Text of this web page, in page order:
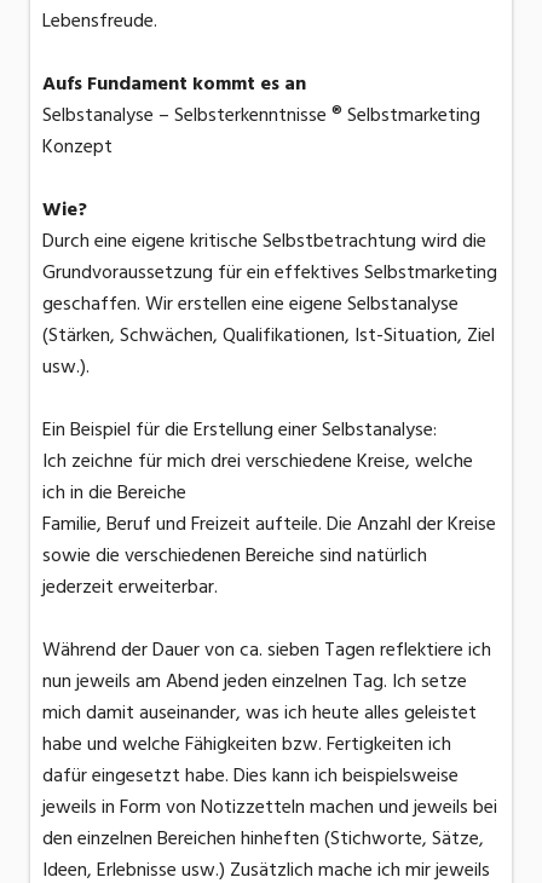
Lebensfreude.
Aufs Fundament kommt es an
Selbstanalyse – Selbsterkenntnisse ® Selbstmarketing
Konzept
Wie?
Durch eine eigene kritische Selbstbetrachtung wird die
Grundvoraussetzung für ein effektives Selbstmarketing
geschaffen. Wir erstellen eine eigene Selbstanalyse
(Stärken, Schwächen, Qualifikationen, Ist-Situation, Ziel
usw.).
Ein Beispiel für die Erstellung einer Selbstanalyse:
Ich zeichne für mich drei verschiedene Kreise, welche
ich in die Bereiche
Familie, Beruf und Freizeit aufteile. Die Anzahl der Kreise
sowie die verschiedenen Bereiche sind natürlich
jederzeit erweiterbar.
Während der Dauer von ca. sieben Tagen reflektiere ich
nun jeweils am Abend jeden einzelnen Tag. Ich setze
mich damit auseinander, was ich heute alles geleistet
habe und welche Fähigkeiten bzw. Fertigkeiten ich
dafür eingesetzt habe. Dies kann ich beispielsweise
jeweils in Form von Notizzetteln machen und jeweils bei
den einzelnen Bereichen hinheften (Stichworte, Sätze,
Ideen, Erlebnisse usw.) Zusätzlich mache ich mir jeweils